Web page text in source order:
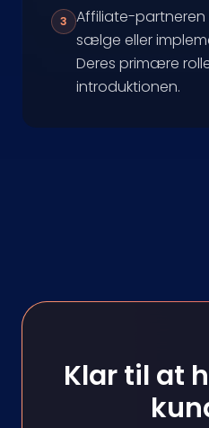
3
Affiliate-partneren
sælge eller
Deres primære
introduktionen.
Klar til at